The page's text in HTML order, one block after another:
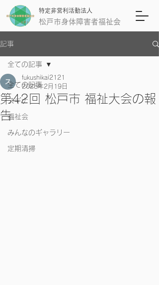
特定非営利活動法人
松戸市身体障害者福祉会
記事
全ての記事
スギナ
福祉会
みんなのギャラリー
定期清掃
全ての記事
第42回 松戸市 福祉大会の報
告
fukushikai2121
2025年2月19日